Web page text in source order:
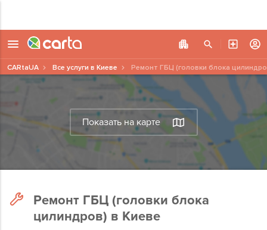
Показать на карте
CARtaUA Все услуги в Киеве Ремонт ГБЦ (головки блока
Ремонт ГБЦ (головки блока
цилиндров) в Киеве